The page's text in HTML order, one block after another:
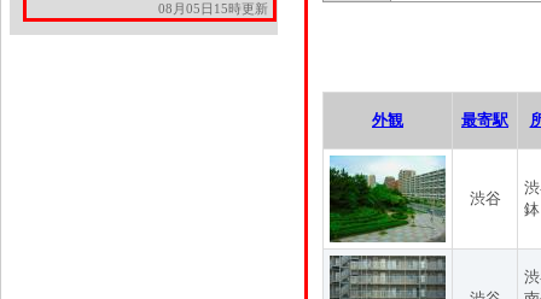
08月05日15時更新
外観 最寄駅
渋谷